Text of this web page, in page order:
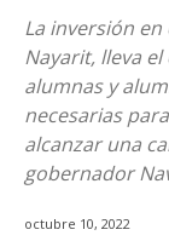
La inversión
Nayarit, lleva
alumnas y
necesarias
alcanzar una
gobernador
octubre 10, 2022